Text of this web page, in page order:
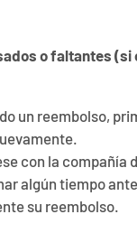
​​o faltantes
un reembolso,
con la compañía
algún tiempo
su reembolso.